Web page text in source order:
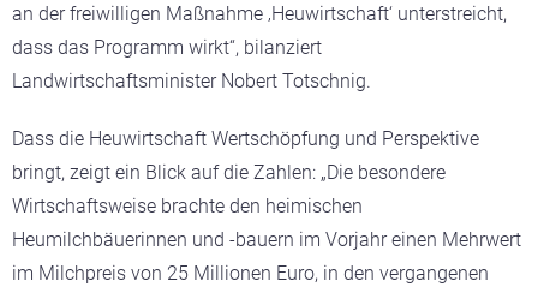
an der freiwilligen Maßnahme ‚Heuwirtschaft‘ unterstreicht,
dass das Programm wirkt“, bilanziert
Landwirtschaftsminister Nobert Totschnig.
Dass die Heuwirtschaft Wertschöpfung und Perspektive
bringt, zeigt ein Blick auf die Zahlen: „Die besondere
Wirtschaftsweise brachte den heimischen
Heumilchbäuerinnen und -bauern im Vorjahr einen Mehrwert
im Milchpreis von 25 Millionen Euro, in den vergangenen